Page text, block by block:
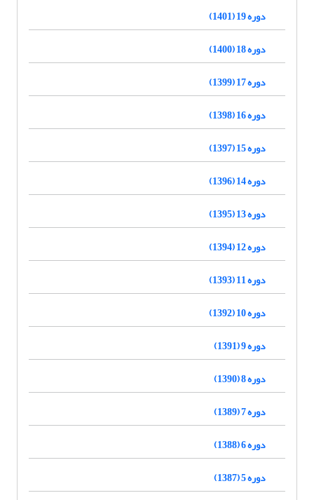
دوره 19 (1401)
دوره 18 (1400)
دوره 17 (1399)
دوره 16 (1398)
دوره 15 (1397)
دوره 14 (1396)
دوره 13 (1395)
دوره 12 (1394)
دوره 11 (1393)
دوره 10 (1392)
دوره 9 (1391)
دوره 8 (1390)
دوره 7 (1389)
دوره 6 (1388)
دوره 5 (1387)